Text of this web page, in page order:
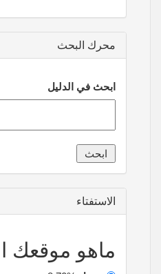
محرك البحث
ابحث في الدليل
الاستفتاء
ماهو موقعك